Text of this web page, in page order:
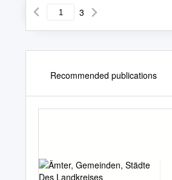
3
Recommended publications